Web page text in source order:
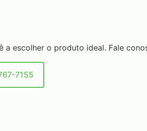
a escolher o produto ideal. Fale
7155